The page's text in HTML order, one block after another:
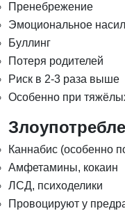
Пренебрежение
Эмоциональное
Буллинг
Потеря родителей
Риск в 2-3 раза выше
Особенно при
Каннабис (особенно
Амфетамины, кокаин
ЛСД, психоделики
Провоцируют у